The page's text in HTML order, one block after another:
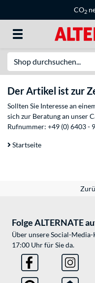
CO2
Der Artikel ist zur
Sollten Sie Interesse an
sich zur Beratung an unser
Rufnummer: +49 (0) 6403 -
Startseite
Folge ALTERNATE
Über unsere Social-
17:00 Uhr für Sie da.